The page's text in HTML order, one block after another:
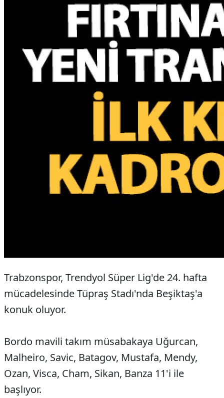
Trabzonspor, Trendyol Süper Lig'de 24. hafta
mücadelesinde Tüpraş Stadı'nda Beşiktaş'a
konuk oluyor.
Bordo mavili takım müsabakaya Uğurcan,
Malheiro, Savic, Batagov, Mustafa, Mendy,
Ozan, Visca, Cham, Sikan, Banza 11'i ile
başlıyor.